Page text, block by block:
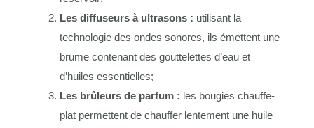
Les diffuseurs à ultrasons : utilisant la
technologie des ondes sonores, ils émettent une
brume contenant des gouttelettes d’eau et
d’huiles essentielles;
Les brûleurs de parfum : les bougies chauffe-
plat permettent de chauffer lentement une huile